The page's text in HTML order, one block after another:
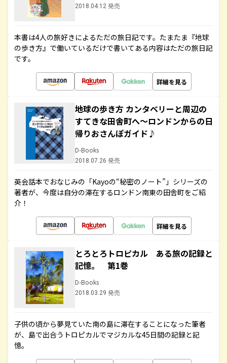
2018.04.12 発売
本書は4人の旅好きによるただの旅日記です。たまたま『地球
の歩き方』で働いているだけで書いてある内容はただの旅日記
です。
詳細を見る
地球の歩き方 カンタベリーと周辺の
すてきな田舎町へ～ロンドンからの日
帰りおさんぽガイド♪
D-Books
2018.07.26 発売
英会話本でおなじみの「Kayoの“秘密のノート”」シリーズの
著者が、今度は自分の滞在するロンドン南東の田舎町をご紹
介！
詳細を見る
とろとろトロピカル ある旅の記録と
記憶。 第1巻
D-Books
2018.03.29 発売
子供の頃から夢見ていた南の島に滞在することになった筆者
が、島で出合うトロピカルでマジカルな45日間の記録と記
憶。